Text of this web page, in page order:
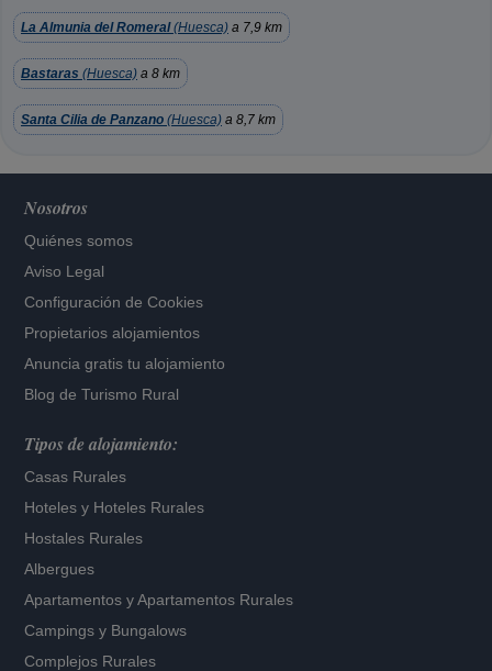
La Almunia del Romeral(Huesca) a 7,9 km
Bastaras (Huesca) a 8 km
Santa Cilia de Panzano (Huesca) a 8,7 km
Nosotros
Quiénes somos
Aviso Legal
Configuración de Cookies
Propietarios alojamientos
Anuncia gratis tu alojamiento
Blog de Turismo Rural
Tipos de alojamiento:
Casas Rurales
Hoteles y Hoteles Rurales
Hostales Rurales
Albergues
Apartamentos yApartamentos Rurales
Campings y Bungalows
Complejos Rurales